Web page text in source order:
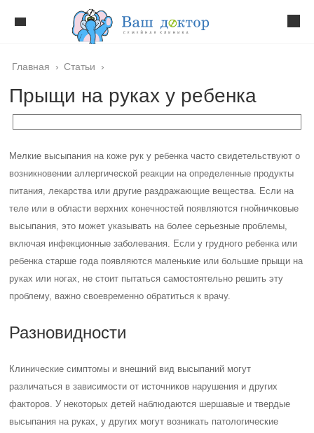
Главная › Статьи ›
Прыщи на руках у ребенка
Мелкие высыпания на коже рук у ребенка часто свидетельствуют о
возникновении аллергической реакции на определенные продукты
питания, лекарства или другие раздражающие вещества. Если на
теле или в области верхних конечностей появляются гнойничковые
высыпания, это может указывать на более серьезные проблемы,
включая инфекционные заболевания. Если у грудного ребенка или
ребенка старше года появляются маленькие или большие прыщи на
руках или ногах, не стоит пытаться самостоятельно решить эту
проблему, важно своевременно обратиться к врачу.
Разновидности
Клинические симптомы и внешний вид высыпаний могут
различаться в зависимости от источников нарушения и других
факторов. У некоторых детей наблюдаются шершавые и твердые
высыпания на руках, у других могут возникать патологические